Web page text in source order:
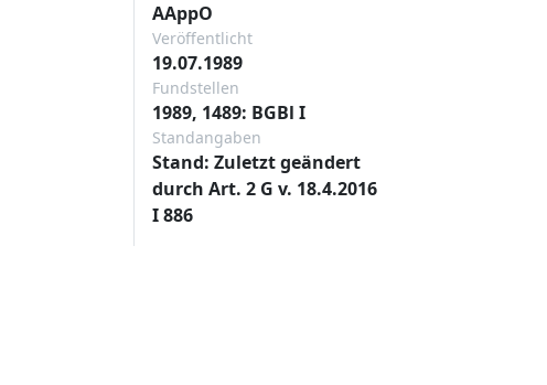
AAppO
Veröffentlicht
19.07.1989
Fundstellen
1989, 1489: BGBl I
Standangaben
Stand: Zuletzt geändert
durch Art. 2 G v. 18.4.2016
I 886